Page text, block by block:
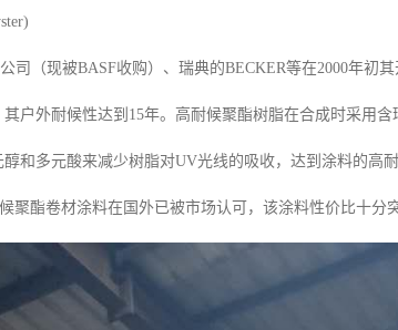
司（现被BASF收购）、瑞典的BECKER等在2000年初
户外耐候性达到15年。高耐候聚酯树脂在合成时采用
和多元酸来减少树脂对UV光线的吸收，达到涂料的高
聚酯卷材涂料在国外已被市场认可，该涂料性价比十分突